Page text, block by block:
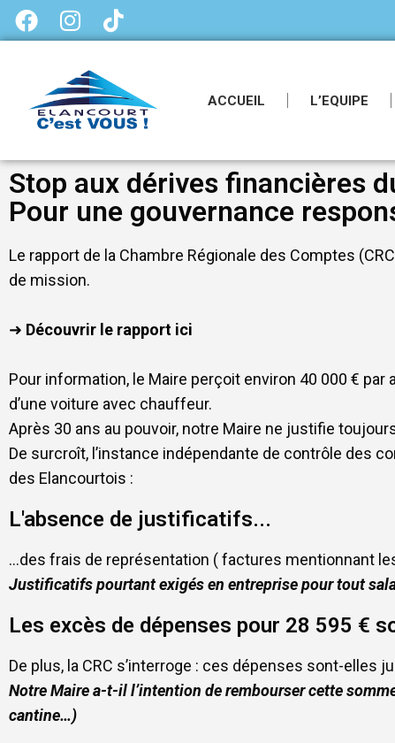
ACCUEIL L’EQUIPE
Stop aux dérives financières
Pour une gouvernance
Le rapport de la Chambre Régionale des Comptes
de mission.
➜ Découvrir le rapport ici
Pour information, le Maire perçoit environ 40 000 €
d’une voiture avec chauffeur.
Après 30 ans au pouvoir, notre Maire ne justifie
De surcroît, l’instance indépendante de contrôle des
des Elancourtois :
L'absence de justificatifs...
…des frais de représentation ( factures mentionnant
Justificatifs pourtant exigés en entreprise pour tout
Les excès de dépenses pour 28 595 €
De plus, la CRC s’interroge : ces dépenses sont-elles
Notre Maire a-t-il l’intention de rembourser cette
cantine…)